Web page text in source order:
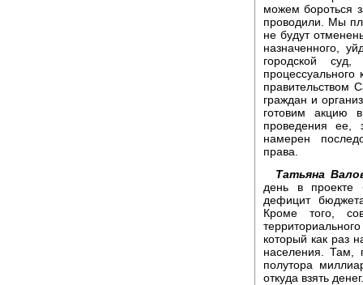
можем бороться
проводили. Мы
не будут
назначенного,
городской
правительством
граждан и
готовим акцию
проведения ее,
намерен
права.
Татьяна
день в проекте
дефицит
Кроме того,
который как раз
населения. Там,
полутора
откуда взять